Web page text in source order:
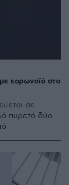
κορωνοϊό στο
σε
πυρετό δύο